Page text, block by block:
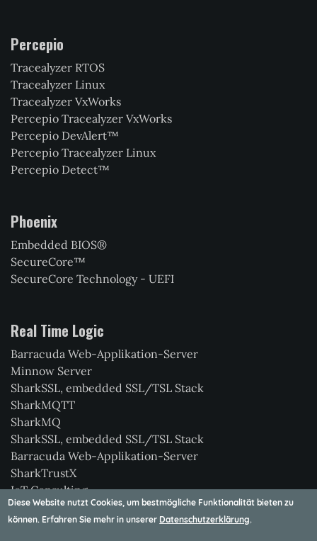
Percepio
Tracealyzer RTOS
Tracealyzer Linux
Tracealyzer VxWorks
Percepio Tracealyzer VxWorks
Percepio DevAlert™
Percepio Tracealyzer Linux
Percepio Detect™
Phoenix
Embedded BIOS®
SecureCore™
SecureCore Technology - UEFI
Real Time Logic
Barracuda Web-Applikation-Server
Minnow Server
SharkSSL, embedded SSL/TSL Stack
SharkMQTT
SharkMQ
SharkSSL, embedded SSL/TSL Stack
Barracuda Web-Applikation-Server
SharkTrustX
IoT Consulting
Xedge
Diese Website nutzt Cookies, um bestmögliche Funktionalität bieten zu
können. Erfahren Sie mehr in unserer Datenschutzerklärung.